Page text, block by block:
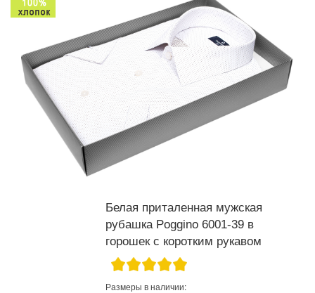
Белая приталенная мужская
рубашка Poggino 6001-39 в
горошек с коротким рукавом
Размеры в наличии: